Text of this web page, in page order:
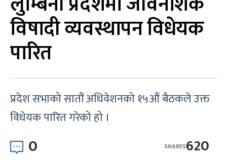
विषादी व्यवस्थापन विधेयक
पारित
प्रदेश सभाको सातौं अधिवेशनको १५औं बैठकले उक्त
विधेयक पारित गरेको हो ।
0 620
SHARES